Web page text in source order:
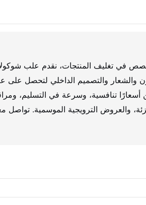
في تغليف المنتجات، نقدم علب
والشعار والتصميم الداخلي لتحصل
تنافسية، وسرعة في التسليم،
والعروض الترويجية الموسمية.